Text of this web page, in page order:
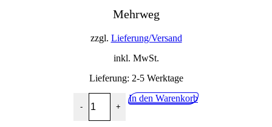
Mehrweg
zzgl. Lieferung/Versand
inkl. MwSt.
Lieferung: 2-5 Werktage
-
Gerolsteiner Naturell Gourmet 15x0,5L Menge
+
In den Warenkorb